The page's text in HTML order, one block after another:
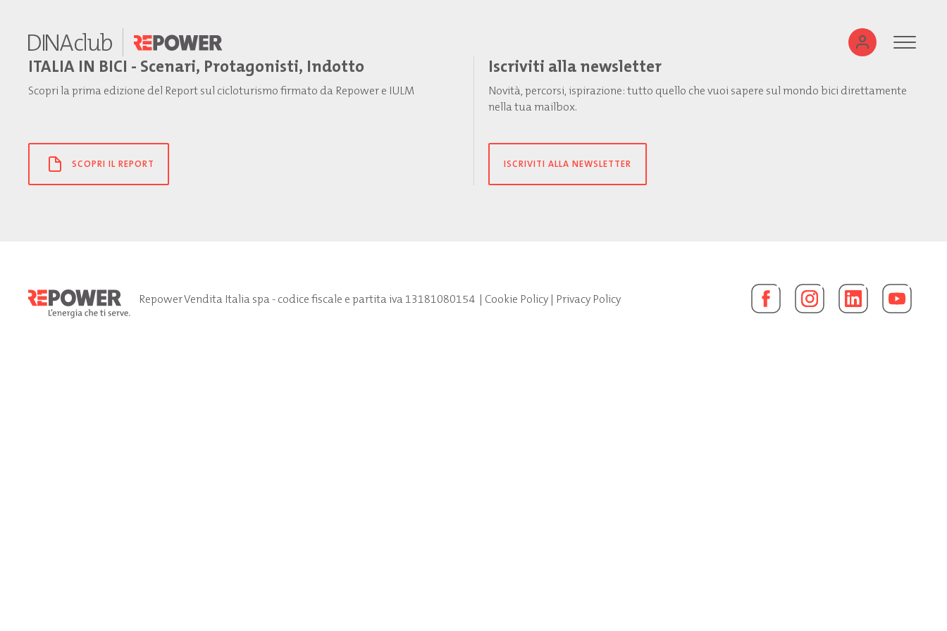
ITALIA IN BICI - Scenari, Protagonisti, Indotto
Scopri la prima edizione del Report sul cicloturismo firmato da Repower e IULM
SCOPRI IL REPORT
Iscriviti alla newsletter
Novità, percorsi, ispirazione: tutto quello che vuoi sapere sul mondo bici direttamente
nella tua mailbox.
ISCRIVITI ALLA NEWSLETTER
Repower Vendita Italia spa - codice fiscale e partita iva 13181080154| Cookie Policy| Privacy Policy